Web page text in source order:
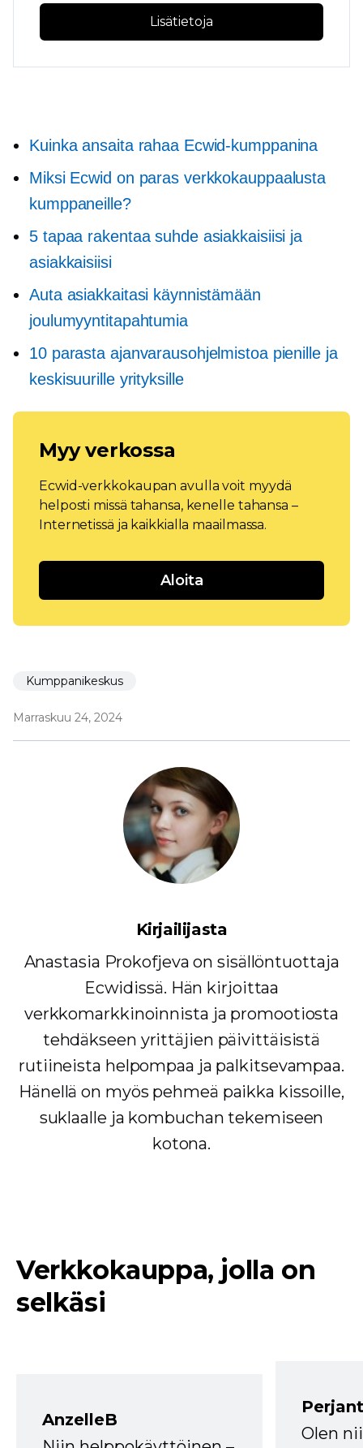
Lisätietoja
Kuinka ansaita rahaa Ecwid-kumppanina
Miksi Ecwid on paras verkkokauppaalusta
kumppaneille?
5 tapaa rakentaa suhde asiakkaisiisi ja
asiakkaisiisi
Auta asiakkaitasi käynnistämään
joulumyyntitapahtumia
10 parasta ajanvarausohjelmistoa pienille ja
keskisuurille yrityksille
Myy verkossa
Ecwid-verkkokaupan avulla voit myydä
helposti missä tahansa, kenelle tahansa –
Internetissä ja kaikkialla maailmassa.
Aloita
Kumppanikeskus
Marraskuu 24, 2024
Kirjailijasta
Anastasia Prokofjeva on sisällöntuottaja
Ecwidissä. Hän kirjoittaa
verkkomarkkinoinnista ja promootiosta
tehdäkseen yrittäjien päivittäisistä
rutiineista helpompaa ja palkitsevampaa.
Hänellä on myös pehmeä paikka kissoille,
suklaalle ja kombuchan tekemiseen
kotona.
Verkkokauppa, jolla on
selkäsi
AnzelleB
Olen